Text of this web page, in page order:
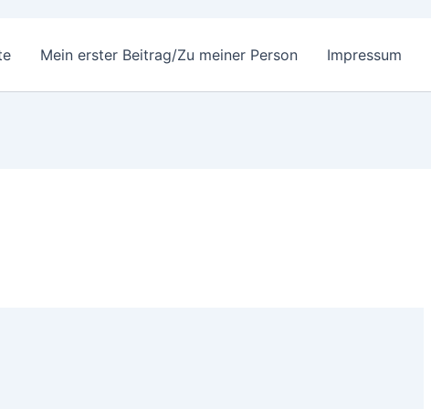
Mein erster Beitrag/Zu meiner Person Impressum